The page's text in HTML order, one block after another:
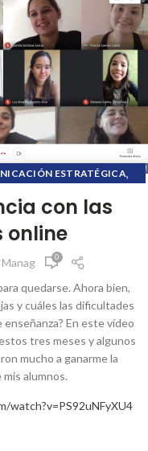
ESTRATÉGICA,
ONLINE,
,PL COMUNICACIÓN
RELACIONES PÚBLICAS
SOCIAL MEDIA
con las
online
0
quedarse. Ahora bien,
y cuáles las dificultades
En este vídeo
tres meses y algunos
mucho a ganarme la
alumnos.
watch?v=PS92uNFyXU4